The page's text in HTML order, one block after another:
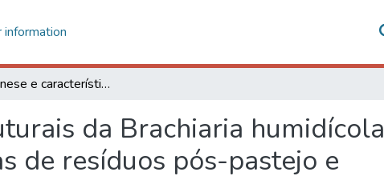
information
Morfogênese e características estruturais da Brachiaria humidícola submetida a combinações de alturas de resíduos pós-pastejo e frequências de desfolhação
da Brachiaria humidícola
de resíduos pós-pastejo e